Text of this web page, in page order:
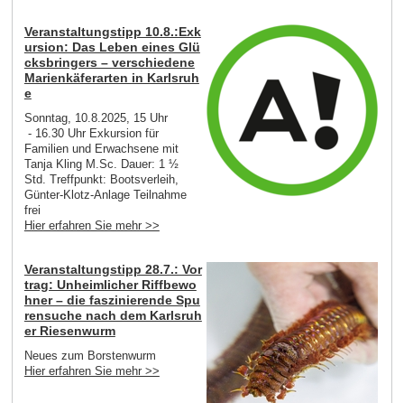
Veranstaltungstipp 10.8.:Exk
ursion: Das Leben eines Glü
cksbringers – verschiedene
Marienkäferarten in Karlsruh
e
Sonntag, 10.8.2025, 15 Uhr
- 16.30 Uhr Exkursion für
Familien und Erwachsene mit
Tanja Kling M.Sc. Dauer: 1 ½
Std. Treffpunkt: Bootsverleih,
Günter-Klotz-Anlage Teilnahme
frei
Hier erfahren Sie mehr >>
Veranstaltungstipp 28.7.: Vor
trag: Unheimlicher Riffbewo
hner – die faszinierende Spu
rensuche nach dem Karlsruh
er Riesenwurm
Neues zum Borstenwurm
Hier erfahren Sie mehr >>